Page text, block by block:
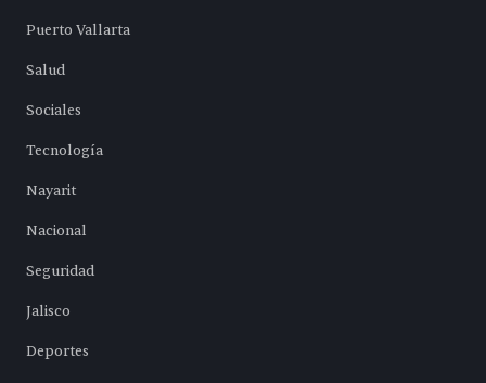
Puerto Vallarta
Salud
Sociales
Tecnología
Nayarit
Nacional
Seguridad
Jalisco
Deportes